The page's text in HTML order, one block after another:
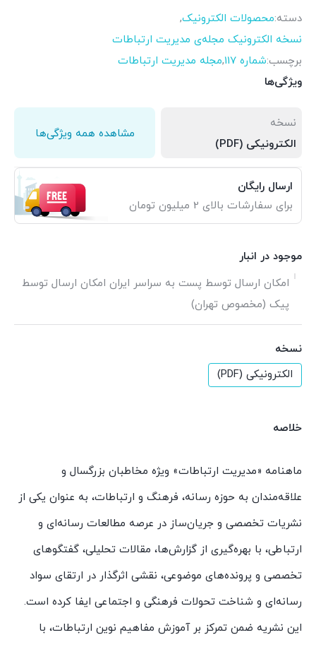
دسته:محصولات الکترونیک,
نسخه الکترونیک مجله‌ی مدیریت ارتباطات
برچسب:شماره 117 ,مجله مدیریت ارتباطات
ویژگی‌ها
نسخه
الکترونیکی (PDF)
مشاهده همه ویژگی‌ها
ارسال رایگان
برای سفارشات بالای 2 میلیون تومان
موجود در انبار
امکان ارسال توسط پست به سراسر ایران امکان ارسال توسط
پیک (مخصوص تهران)
نسخه
الکترونیکی (PDF)
خلاصه
ماهنامه «مدیریت ارتباطات» ویژه مخاطبان بزرگسال و
علاقه‌مندان به حوزه رسانه، فرهنگ و ارتباطات، به عنوان یکی از
نشریات تخصصی و جریان‌ساز در عرصه مطالعات رسانه‌ای و
ارتباطی، با بهره‌گیری از گزارش‌ها، مقالات تحلیلی، گفتگوهای
تخصصی و پرونده‌های موضوعی، نقشی اثرگذار در ارتقای سواد
رسانه‌ای و شناخت تحولات فرهنگی و اجتماعی ایفا کرده است.
این نشریه ضمن تمرکز بر آموزش مفاهیم نوین ارتباطات، با